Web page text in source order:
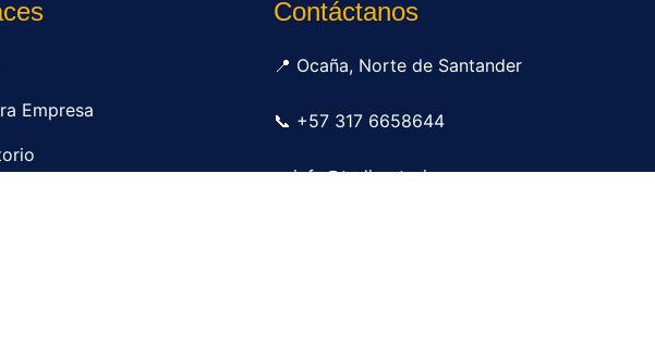
Empresa
Contáctanos
📍 Ocaña, Norte de Santander
📞 +57 317 6658644
✉ info@tudirectorio.com